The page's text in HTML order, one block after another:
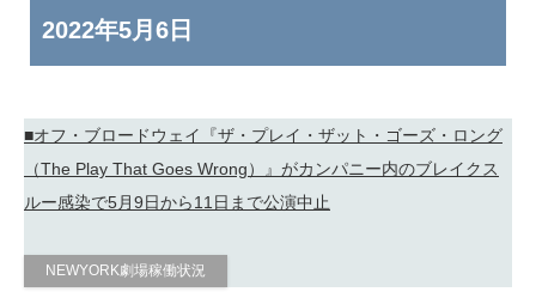
2022年5月6日
■オフ・ブロードウェイ『ザ・プレイ・ザット・ゴーズ・ロング
（The Play That Goes Wrong）』がカンパニー内のブレイクス
ルー感染で5月9日から11日まで公演中止
NEWYORK劇場稼働状況